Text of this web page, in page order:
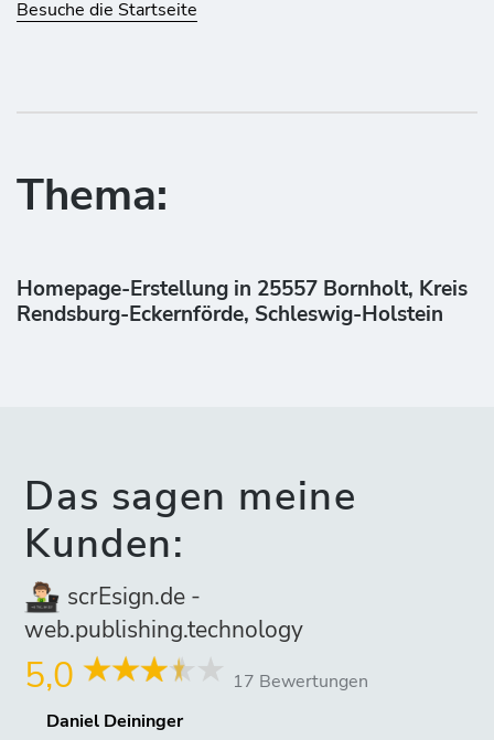
Besuche die Startseite
Thema:
Homepage-Erstellung in 25557 Bornholt, Kreis
Rendsburg-Eckernförde, Schleswig-Holstein
Das sagen meine
Kunden:
scrEsign.de -
web.publishing.technology
5,0
17 Bewertungen
Daniel Deininger